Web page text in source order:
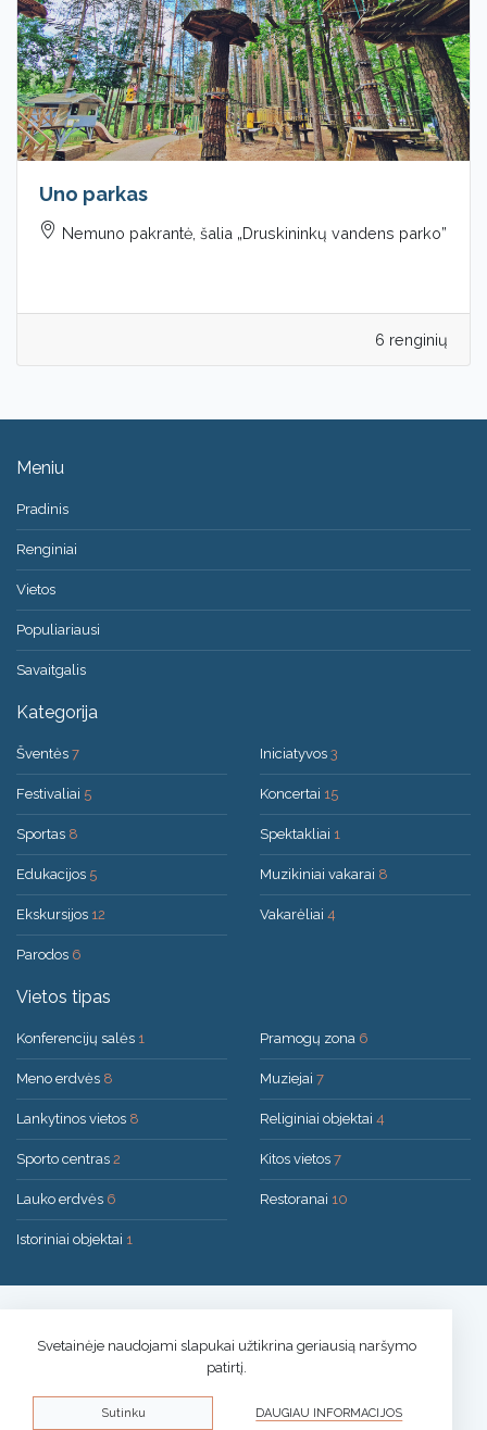
Uno parkas
Nemuno pakrantė, šalia „Druskininkų vandens parko”
6 renginių
Meniu
Pradinis
Renginiai
Vietos
Populiariausi
Savaitgalis
Kategorija
Šventės 7
Festivaliai 5
Sportas 8
Edukacijos 5
Ekskursijos 12
Parodos 6
Iniciatyvos 3
Koncertai 15
Spektakliai 1
Muzikiniai vakarai 8
Vakarėliai 4
Vietos tipas
Konferencijų salės 1
Meno erdvės 8
Lankytinos vietos 8
Sporto centras 2
Lauko erdvės 6
Istoriniai objektai 1
Pramogų zona 6
Muziejai 7
Religiniai objektai 4
Kitos vietos 7
Restoranai 10
Privatumo politika
Svetainėje naudojami slapukai užtikrina geriausią naršymo
patirtį.
Sutinku DAUGIAU INFORMACIJOS